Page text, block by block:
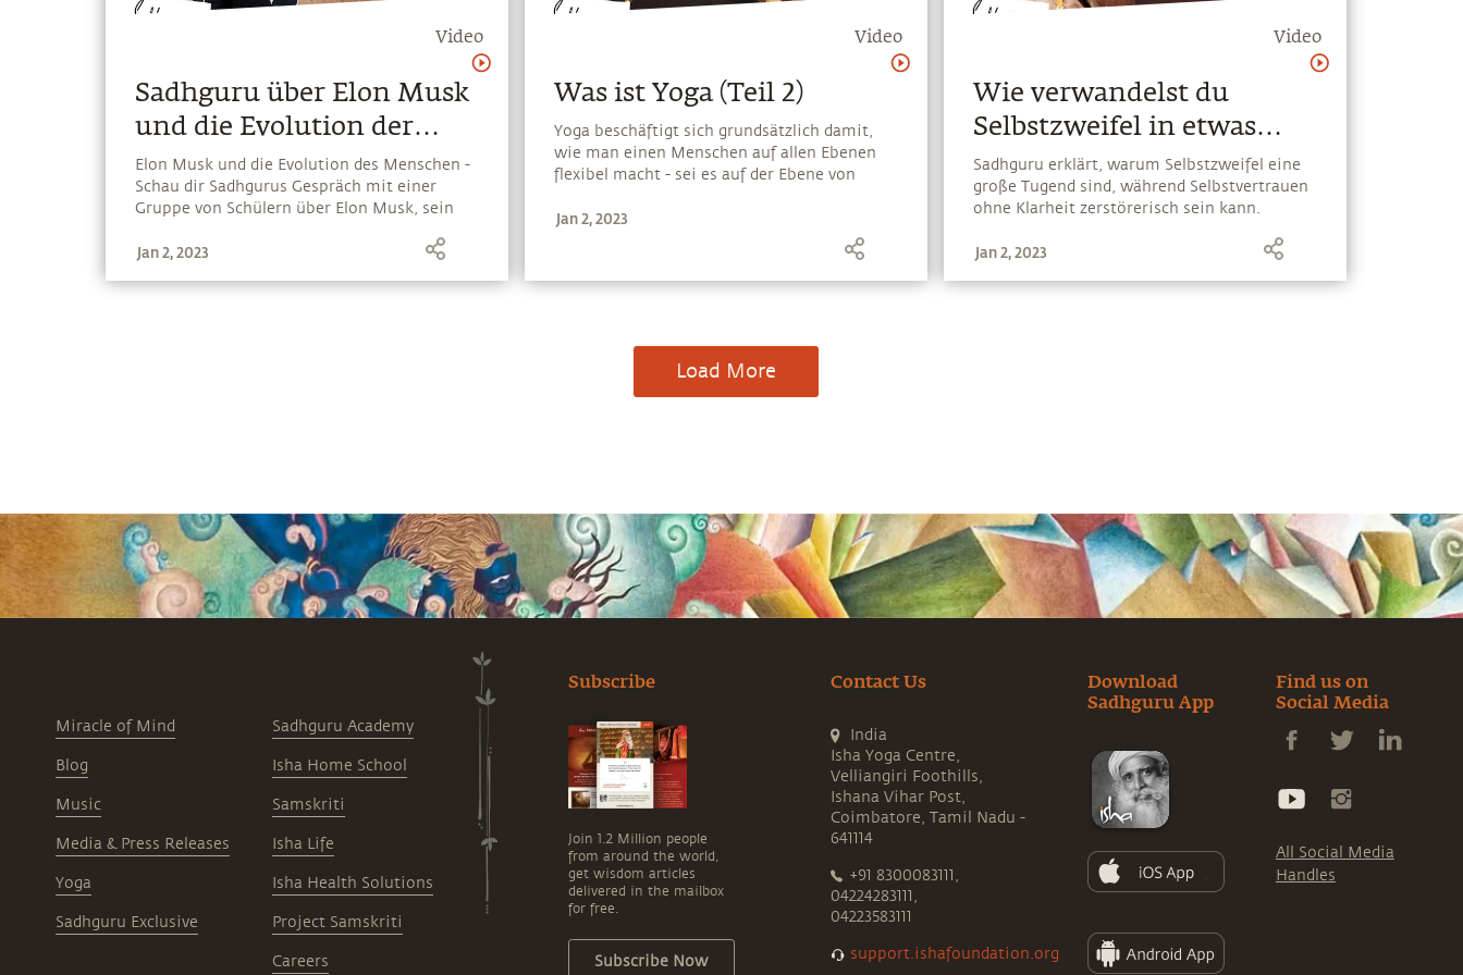
Video
Sadhguru über Elon Musk
und die Evolution der
Zukunft
Elon Musk und die Evolution des Menschen -
Schau dir Sadhgurus Gespräch mit einer
Gruppe von Schülern über Elon Musk, sein
Sonnensystem, die Gehirnkapazität und die
Jan 2, 2023
Video
Was ist Yoga (Teil 2)
Yoga beschäftigt sich grundsätzlich damit,
wie man einen Menschen auf allen Ebenen
flexibel macht - sei es auf der Ebene von
Die wichtige Sache ist, dass diese Flexibilität
zu jedem Aspekt deines Lebens kommen
Jan 2, 2023
Video
Wie verwandelst du
Selbstzweifel in etwas
Wundervolles?
Sadhguru erklärt, warum Selbstzweifel eine
große Tugend sind, während Selbstvertrauen
ohne Klarheit zerstörerisch sein kann.
Jan 2, 2023
Load More
Miracle of Mind
Blog
Music
Media & Press Releases
Yoga
Sadhguru Exclusive
Sadhguru Academy
Isha Home School
Samskriti
Isha Life
Isha Health Solutions
Project Samskriti
Careers
Subscribe
Join 1.2 Million people
from around the world,
get wisdom articles
delivered in the mailbox
for free.
Subscribe Now
Contact Us
India
Isha Yoga Centre,
Velliangiri Foothills,
Ishana Vihar Post,
Coimbatore, Tamil Nadu -
641114
+91 8300083111,
04224283111,
04223583111
support.ishafoundation.org
Download
Sadhguru App
Find us on
Social Media
All Social Media
Handles